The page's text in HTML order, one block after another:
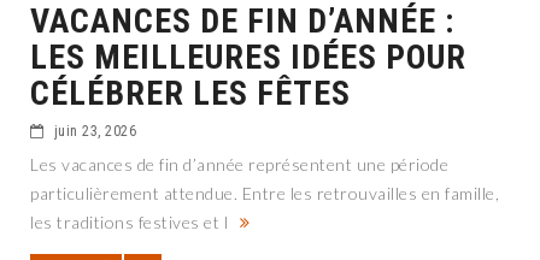
VACANCES DE FIN D’ANNÉE :
LES MEILLEURES IDÉES POUR
CÉLÉBRER LES FÊTES
juin 23, 2026
Les vacances de fin d’année représentent une période
particulièrement attendue. Entre les retrouvailles en famille,
les traditions festives et l